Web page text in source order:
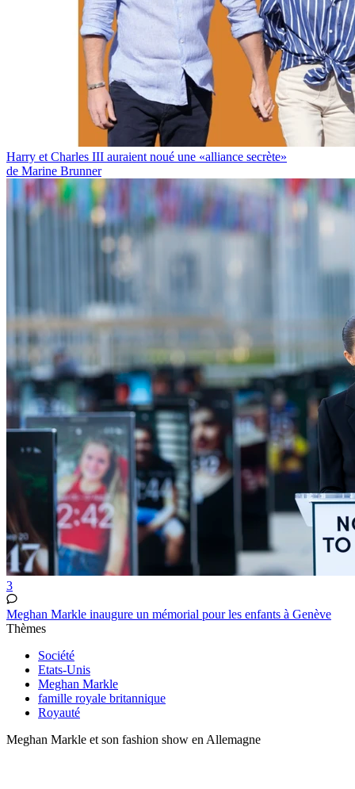
Harry et Charles III auraient noué une «alliance secrète»
de Marine Brunner
3
Meghan Markle inaugure un mémorial pour les enfants à Genève
Thèmes
Société
Etats-Unis
Meghan Markle
famille royale britannique
Royauté
Meghan Markle et son fashion show en Allemagne